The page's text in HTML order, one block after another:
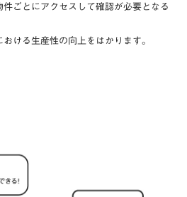
ごとにアクセスして確認が必要となる
ける生産性の向上をはかります。